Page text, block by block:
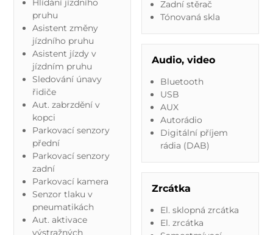
pruhu
Asistent změny
jízdního pruhu
Asistent jízdy v
jízdním pruhu
Sledování únavy
řidiče
Aut. zabrzdění v
kopci
Parkovací senzory
přední
Parkovací senzory
zadní
Parkovací kamera
Senzor tlaku v
pneumatikách
Aut. aktivace
výstražných
Zadní stěrač
Tónovaná skla
Audio, video
Bluetooth
USB
AUX
Autorádio
Digitální příjem
rádia (DAB)
Zrcátka
El. sklopná zrcátka
El. zrcátka